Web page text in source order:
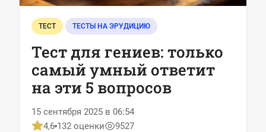
ТЕСТ ТЕСТЫ НА ЭРУДИЦИЮ
Тест для гениев: только
самый умный ответит
на эти 5 вопросов
15 сентября 2025 в 06:54
4,6 132 оценки
9527